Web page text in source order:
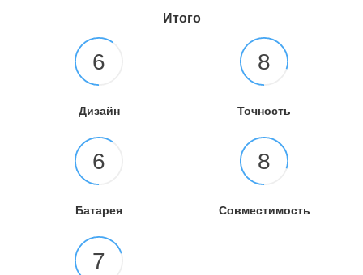
Итого
6
Дизайн
8
Точность
6
Батарея
8
Совместимость
7